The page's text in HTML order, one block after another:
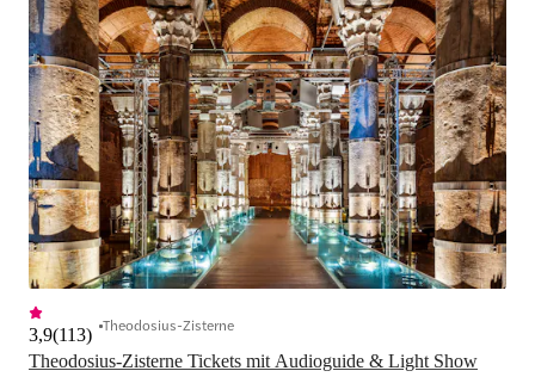
Theodosius-Zisterne Tickets mit Audioguide & Light Show
3,9(113) Theodosius-Zisterne